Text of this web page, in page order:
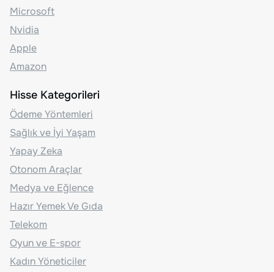
Microsoft
Nvidia
Apple
Amazon
Hisse Kategorileri
Ödeme Yöntemleri
Sağlık ve İyi Yaşam
Yapay Zeka
Otonom Araçlar
Medya ve Eğlence
Hazır Yemek Ve Gıda
Telekom
Oyun ve E-spor
Kadın Yöneticiler